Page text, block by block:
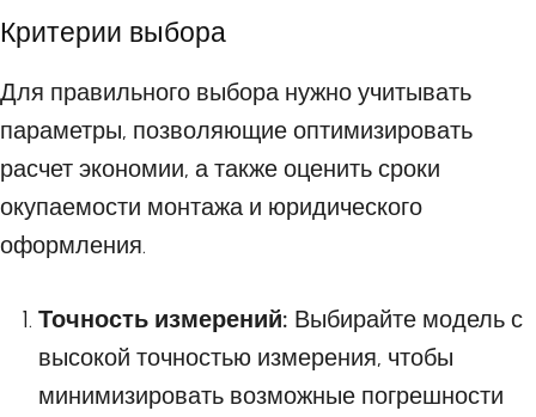
Критерии выбора
Для правильного выбора нужно учитывать
параметры, позволяющие оптимизировать
расчет экономии, а также оценить сроки
окупаемости монтажа и юридического
оформления.
Точность измерений: Выбирайте модель с
высокой точностью измерения, чтобы
минимизировать возможные погрешности